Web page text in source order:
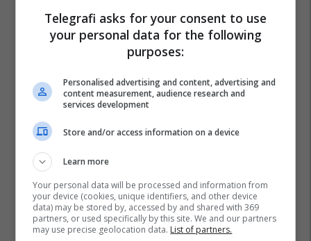
Telegrafi asks for your consent to use
your personal data for the following
purposes:
Personalised advertising and content, advertising and
content measurement, audience research and
services development
Store and/or access information on a device
Learn more
Your personal data will be processed and information from
your device (cookies, unique identifiers, and other device
data) may be stored by, accessed by and shared with 369
partners, or used specifically by this site. We and our partners
may use precise geolocation data. List of partners.